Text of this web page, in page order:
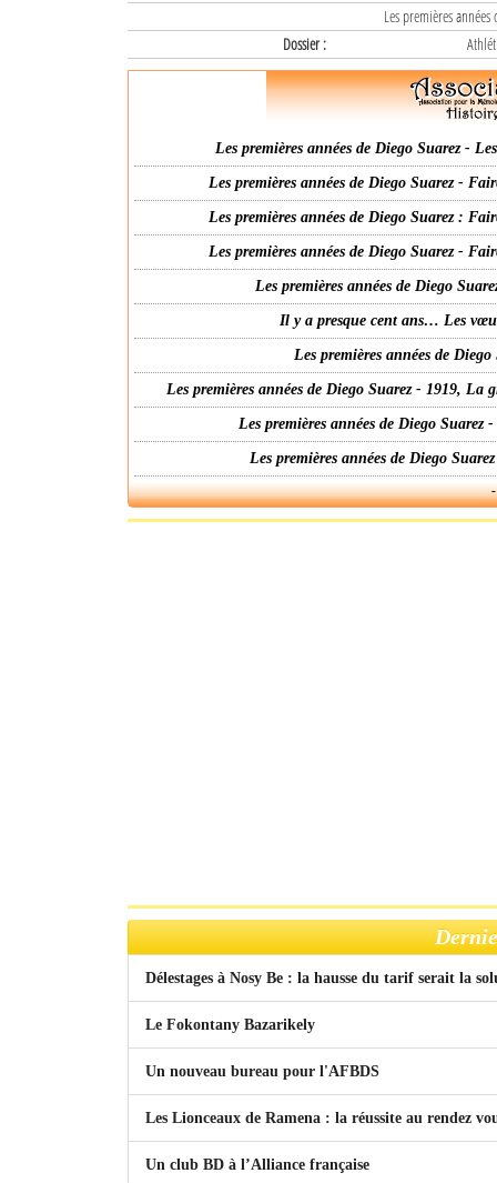
Les premières
Dossier :
Les premières années de Diego Suarez -
Les premières années de Diego Suarez -
Les premières années de Diego Suarez :
Les premières années de Diego Suarez -
Les premières années de Diego
Il y a presque cent ans… Les
Les premières années de
Les premières années de Diego Suarez - 1919,
Les premières années de Diego
Les premières années de Diego
Délestages à Nosy Be : la hausse du tarif serait la
Le Fokontany Bazarikely
Un nouveau bureau pour l'AFBDS
Les Lionceaux de Ramena : la réussite au rendez
Un club BD à l’Alliance française